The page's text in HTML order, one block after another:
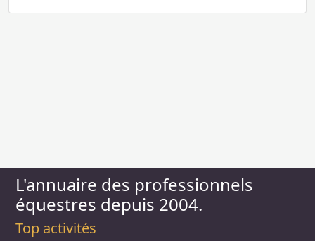
L'annuaire des professionnels
équestres depuis 2004.
Top activités